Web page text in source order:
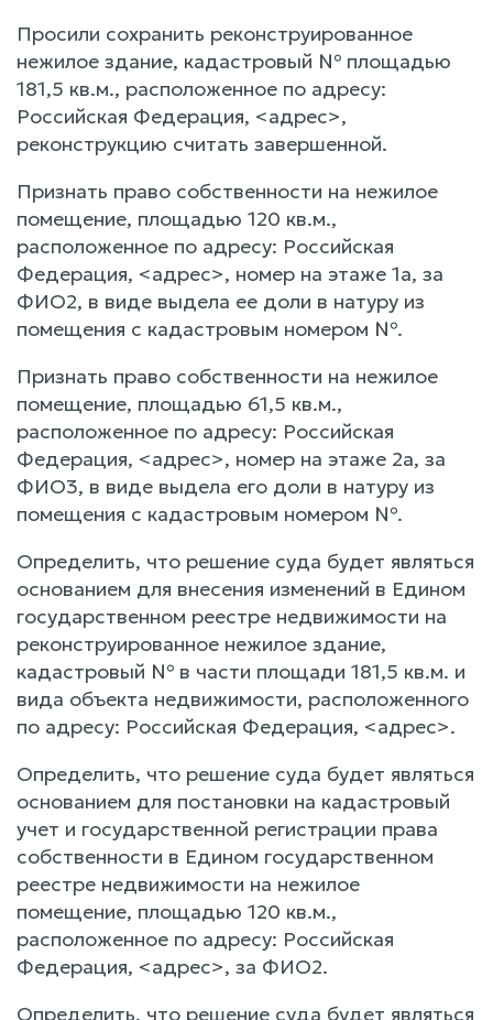
Просили сохранить реконструированное
нежилое здание, кадастровый № площадью
181,5 кв.м., расположенное по адресу:
Российская Федерация, <адрес>,
реконструкцию считать завершенной.
Признать право собственности на нежилое
помещение, площадью 120 кв.м.,
расположенное по адресу: Российская
Федерация, <адрес>, номер на этаже 1а, за
ФИО2, в виде выдела ее доли в натуру из
помещения с кадастровым номером №.
Признать право собственности на нежилое
помещение, площадью 61,5 кв.м.,
расположенное по адресу: Российская
Федерация, <адрес>, номер на этаже 2а, за
ФИО3, в виде выдела его доли в натуру из
помещения с кадастровым номером №.
Определить, что решение суда будет являться
основанием для внесения изменений в Едином
государственном реестре недвижимости на
реконструированное нежилое здание,
кадастровый № в части площади 181,5 кв.м. и
вида объекта недвижимости, расположенного
по адресу: Российская Федерация, <адрес>.
Определить, что решение суда будет являться
основанием для постановки на кадастровый
учет и государственной регистрации права
собственности в Едином государственном
реестре недвижимости на нежилое
помещение, площадью 120 кв.м.,
расположенное по адресу: Российская
Федерация, <адрес>, за ФИО2.
Определить, что решение суда будет являться